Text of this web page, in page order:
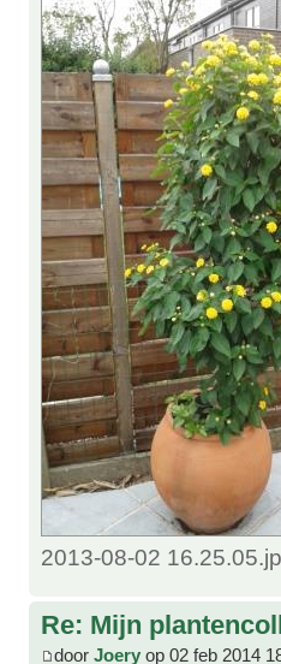
2013-08-02
Re: Mijn
door Joery op 02 feb 2014